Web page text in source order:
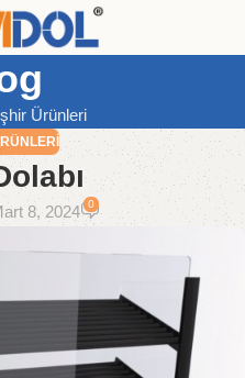
Ürünleri
8, 2024 0